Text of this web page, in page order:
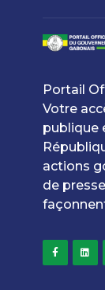
Portail
Votre
publique
actions
de